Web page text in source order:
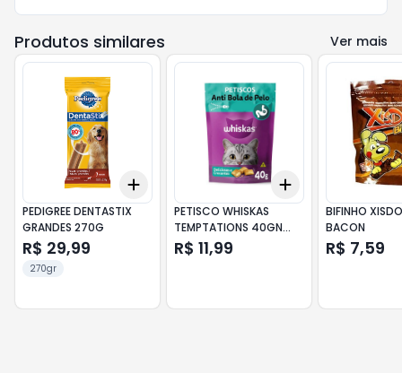
Produtos similares Ver mais
+10
Add
PEDIGREE DENTASTIX
GRANDES 270G
R$ 29,99
270gr
+10
Add
PETISCO WHISKAS
TEMPTATIONS 40GN
ANTI BOLA PELO
R$ 11,99
BIFINHO
BACON
R$ 7,59